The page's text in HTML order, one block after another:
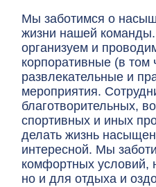
Мы заботимся о
жизни нашей
организуем и
корпоративные (в том
развлекательные и
мероприятия.
благотворительных,
спортивных и иных
делать жизнь
интересной. Мы
комфортных условий,
но и для отдыха и